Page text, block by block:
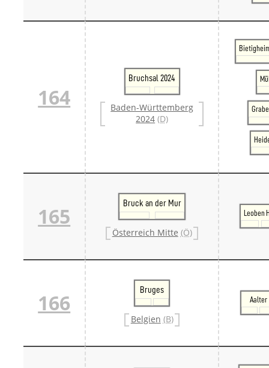
164
Bruchsal 2024
Baden-Württemberg
2024 (D)
165
Bruck an der Mur
Österreich Mitte (Ö)
Leoben
166
Bruges
Belgien (B)
Aalter